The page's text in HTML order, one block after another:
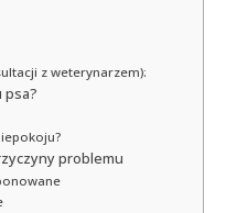
z weterynarzem):
psa?
problemu